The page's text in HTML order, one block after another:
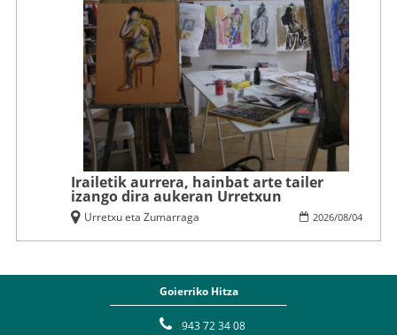
Irailetik aurrera, hainbat arte tailer
izango dira aukeran Urretxun
2026/08/04
Urretxu eta Zumarraga
Goierriko Hitza
943 72 34 08